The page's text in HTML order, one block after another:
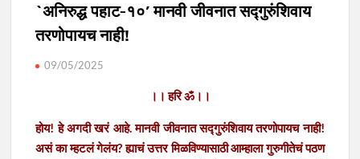
`अनिरुद्ध पहाट-१०’ मानवी जीवनात सद्गुरुंशिवाय
तरणोपायच नाही!
09/05/2025
।। हरि ॐ।।
होय! हे अगदी खरं आहे. मानवी जीवनात सद्गुरुंशिवाय तरणोपायच नाही!
असं का म्हटलं गेलंय? ह्याचं उत्तर मिळविण्यासाठी आम्हाला गुरुगीतेचं पठण